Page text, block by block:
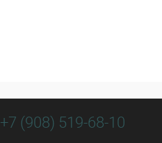
+7 (908) 519-68-10